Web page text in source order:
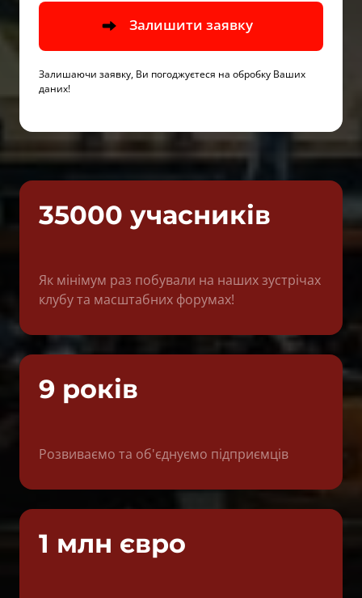
Залишити заявку
Залишаючи заявку, Ви погоджуєтеся на обробку Ваших
даних!
35000 учасників
Як мінімум раз побували на наших зустрічах
клубу та масштабних форумах!
9 років
Розвиваємо та об'єднуємо підприємців
1 млн євро